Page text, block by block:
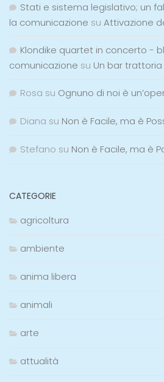
Stati e sistema legislativo; un
la comunicazione su Attivazione
Klondike quartet in concerto -
comunicazione su Un bar
Rosa su Ognuno di noi è
Diana su Non è Facile, ma è
Stefano su Non è Facile, ma è
CATEGORIE
agricoltura
ambiente
anima libera
animali
arte
attualità